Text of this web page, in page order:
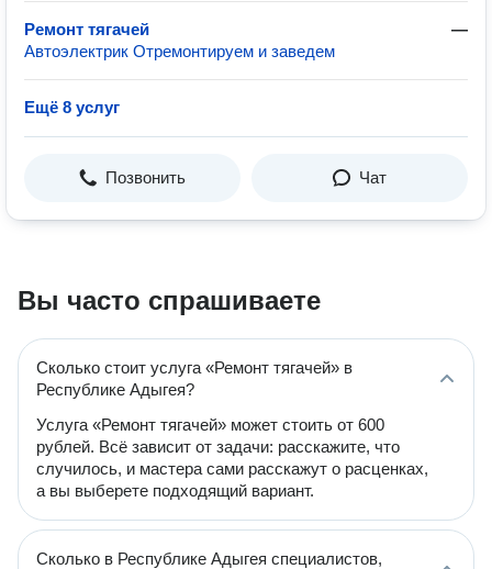
Ремонт тягачей
—
Автоэлектрик Отремонтируем и заведем
Ещё 8 услуг
Позвонить Чат
Вы часто спрашиваете
Сколько стоит услуга «Ремонт тягачей» в
Республике Адыгея?
Услуга «Ремонт тягачей» может стоить от 600
рублей. Всё зависит от задачи: расскажите, что
случилось, и мастера сами расскажут о расценках,
а вы выберете подходящий вариант.
Сколько в Республике Адыгея специалистов,